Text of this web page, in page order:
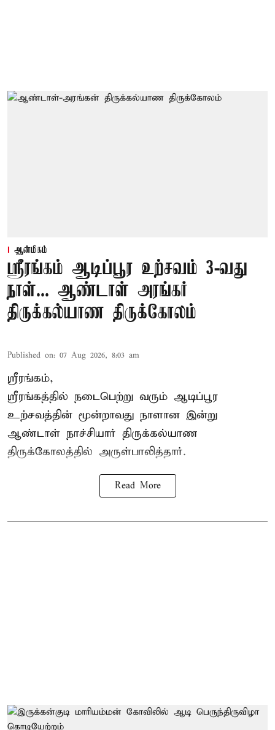
ஆன்மிகம்
ஸ்ரீரங்கம் ஆடிப்பூர உற்சவம் 3-வது
நாள்... ஆண்டாள் அரங்கர்
திருக்கல்யாண திருக்கோலம்
Published on: 07 Aug 2026, 8:03 am
ஸ்ரீரங்கம்,
ஸ்ரீரங்கத்தில் நடைபெற்று வரும் ஆடிப்பூர
உற்சவத்தின் மூன்றாவது நாளான இன்று
ஆண்டாள் நாச்சியார் திருக்கல்யாண
திருக்கோலத்தில் அருள்பாலித்தார்.
Read More